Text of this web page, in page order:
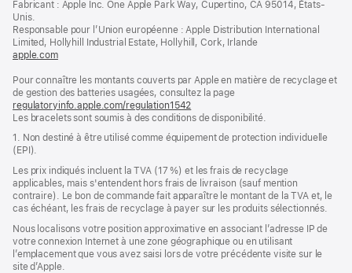
page une
fenêtre)
Fabricant : Apple Inc. One Apple Park Way, Cupertino, CA 95014, États-
Unis.
Responsable pour l’Union européenne : Apple Distribution International
Limited, Hollyhill Industrial Estate, Hollyhill, Cork, Irlande
apple.com(s’ouvre
une
nouvelle
fenêtre)
Pour connaître les montants couverts par Apple en matière de recyclage et
de gestion des batteries usagées, consultez la page
regulatoryinfo.apple.com/regulation1542
dans
nouvelle
Les bracelets sont soumis à des conditions de disponibilité.
1. Non destiné à être utilisé comme équipement de protection individuelle
(EPI).
Les prix indiqués incluent la TVA (17 %) et les frais de recyclage
applicables, mais s'entendent hors frais de livraison (sauf mention
contraire). Le bon de commande fait apparaître le montant de la TVA et, le
cas échéant, les frais de recyclage à payer sur les produits sélectionnés.
Nous localisons votre position approximative en associant l’adresse IP de
votre connexion Internet à une zone géographique ou en utilisant
l’emplacement que vous avez saisi lors de votre précédente visite sur le
site d’Apple.